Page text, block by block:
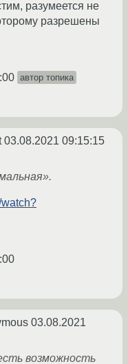
разумеется не
разрешены
автор топика
03.08.2021 09:15:15
03.08.2021
возможность